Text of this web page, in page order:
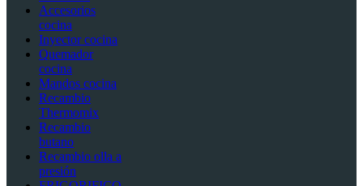
Accesorios
cocina
Inyector cocina
Quemador
cocina
Mandos cocina
Recambio
Thermomix
Recambio
butano
Recambio olla a
presión